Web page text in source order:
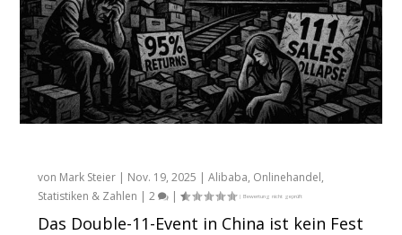
von Mark Steier | Nov. 19, 2025 |Alibaba, Onlinehandel,
Statistiken & Zahlen |2 |
Das Double-11-Event in China ist kein Fest